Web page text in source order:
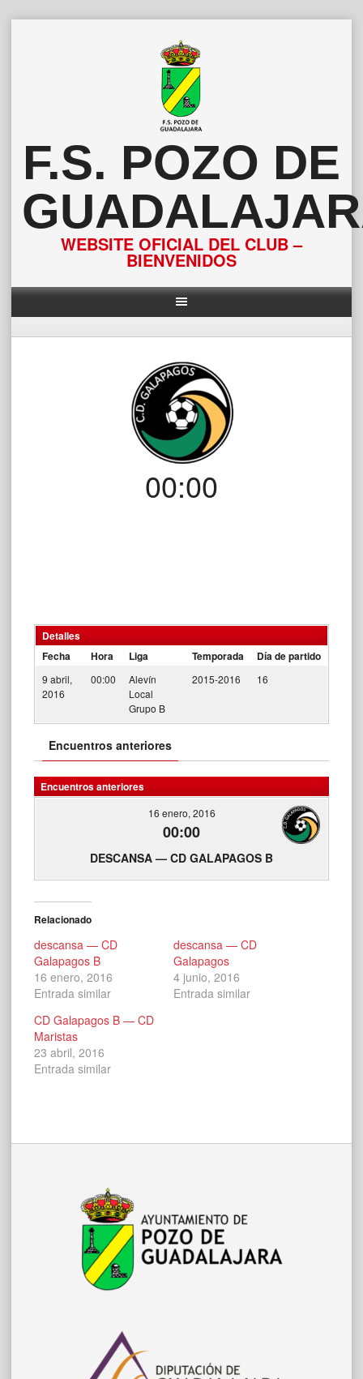
F.S. POZO DE
WEBSITE OFICIAL DEL CLUB –
BIENVENIDOS
00:00
Detalles
Fecha
Hora Liga Temporada Día de partido
9 abril,
2016
00:00
Alevín
Local
Grupo B
2015-2016 16
Encuentros anteriores
Encuentros anteriores
16 enero, 2016
00:00
DESCANSA — CD GALAPAGOS B
Relacionado
descansa — CD
Galapagos B
16 enero, 2016
Entrada similar
descansa — CD
Galapagos
4 junio, 2016
Entrada similar
CD Galapagos B — CD
Maristas
23 abril, 2016
Entrada similar